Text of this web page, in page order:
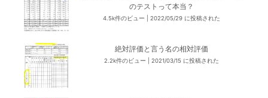
のテストって本当？
4.5k件のビュー 2022/05/29 に投稿された
絶対評価と言う名の相対評価
2.2k件のビュー 2021/03/15 に投稿された